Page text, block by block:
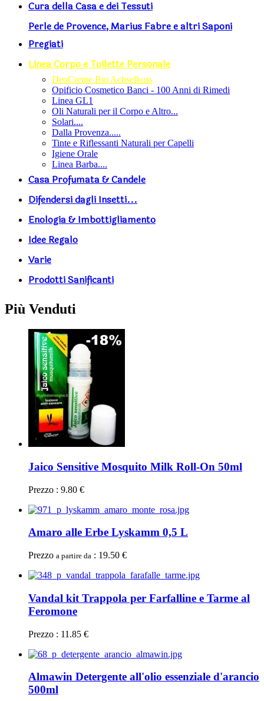
Cura della Casa e dei Tessuti
Perle de Provence, Marius Fabre e altri Saponi
Pregiati
Linea Corpo e Toilette Personale
DeoCreme Bio Achselkuss
Opificio Cosmetico Banci - 100 Anni di Rimedi
Linea GL1
Oli Naturali per il Corpo e Altro...
Solari....
Dalla Provenza.....
Tinte e Riflessanti Naturali per Capelli
Igiene Orale
Linea Barba....
Casa Profumata & Candele
Difendersi dagli Insetti...
Enologia & Imbottigliamento
Idee Regalo
Varie
Prodotti Sanificanti
Più Venduti
Jaico Sensitive Mosquito Milk Roll-On 50ml
Prezzo : 9.80 €
Amaro alle Erbe Lyskamm 0,5 L
Prezzo a partire da : 19.50 €
Vandal kit Trappola per Farfalline e Tarme al
Feromone
Prezzo : 11.85 €
Almawin Detergente all'olio essenziale d'arancio
500ml